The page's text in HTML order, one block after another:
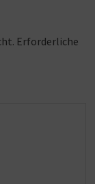
Erforderliche